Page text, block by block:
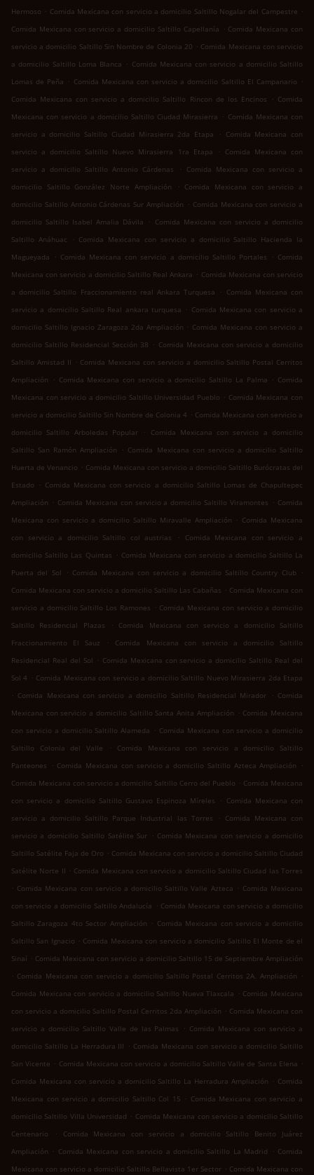
Hermoso . Comida Mexicana con servicio a domicilio Saltillo Nogalar del Campestre .
Comida Mexicana con servicio a domicilio Saltillo Capellanía . Comida Mexicana con
servicio a domicilio Saltillo Sin Nombre de Colonia 20 . Comida Mexicana con servicio
a domicilio Saltillo Loma Blanca . Comida Mexicana con servicio a domicilio Saltillo
Lomas de Peña . Comida Mexicana con servicio a domicilio Saltillo El Campanario .
Comida Mexicana con servicio a domicilio Saltillo Rincon de los Encinos
. Comida
Mexicana con servicio a domicilio Saltillo Ciudad Mirasierra . Comida Mexicana con
servicio a domicilio Saltillo Ciudad Mirasierra 2da Etapa
. Comida Mexicana con
servicio a domicilio Saltillo Nuevo Mirasierra 1ra Etapa
. Comida Mexicana con
servicio a domicilio Saltillo Antonio Cárdenas
. Comida Mexicana con servicio a
domicilio Saltillo González Norte Ampliación
. Comida Mexicana con servicio a
domicilio Saltillo Antonio Cárdenas Sur Ampliación . Comida Mexicana con servicio a
domicilio Saltillo Isabel Amalia Dávila
. Comida Mexicana con servicio a domicilio
Saltillo Anáhuac
. Comida Mexicana con servicio a domicilio Saltillo Hacienda la
Magueyada
. Comida Mexicana con servicio a domicilio Saltillo Portales . Comida
Mexicana con servicio a domicilio Saltillo Real Ankara . Comida Mexicana con servicio
a domicilio Saltillo Fraccionamiento real Ankara Turquesa
. Comida Mexicana con
servicio a domicilio Saltillo Real ankara turquesa . Comida Mexicana con servicio a
domicilio Saltillo Ignacio Zaragoza 2da Ampliación . Comida Mexicana con servicio a
domicilio Saltillo Residencial Sección 38 . Comida Mexicana con servicio a domicilio
Saltillo Amistad II . Comida Mexicana con servicio a domicilio Saltillo Postal Cerritos
Ampliación
. Comida Mexicana con servicio a domicilio Saltillo La Palma . Comida
Mexicana con servicio a domicilio Saltillo Universidad Pueblo . Comida Mexicana con
servicio a domicilio Saltillo Sin Nombre de Colonia 4 . Comida Mexicana con servicio a
domicilio Saltillo Arboledas Popular
.
Comida Mexicana con servicio a domicilio
Saltillo San Ramón Ampliación
. Comida Mexicana con servicio a domicilio Saltillo
Huerta de Venancio . Comida Mexicana con servicio a domicilio Saltillo Burócratas del
Estado
. Comida Mexicana con servicio a domicilio Saltillo Lomas de Chapultepec
Ampliación . Comida Mexicana con servicio a domicilio Saltillo Viramontes . Comida
Mexicana con servicio a domicilio Saltillo Miravalle Ampliación . Comida Mexicana
con servicio a domicilio Saltillo col austrias
.
Comida Mexicana con servicio a
domicilio Saltillo Las Quintas . Comida Mexicana con servicio a domicilio Saltillo La
Puerta del Sol
. Comida Mexicana con servicio a domicilio Saltillo Country Club
.
Comida Mexicana con servicio a domicilio Saltillo Las Cabañas . Comida Mexicana con
servicio a domicilio Saltillo Los Ramones . Comida Mexicana con servicio a domicilio
Saltillo Residencial Plazas
.
Comida Mexicana con servicio a domicilio Saltillo
Fraccionamiento El Sauz
.
Comida Mexicana con servicio a domicilio Saltillo
Residencial Real del Sol . Comida Mexicana con servicio a domicilio Saltillo Real del
Sol 4 . Comida Mexicana con servicio a domicilio Saltillo Nuevo Mirasierra 2da Etapa
. Comida Mexicana con servicio a domicilio Saltillo Residencial Mirador . Comida
Mexicana con servicio a domicilio Saltillo Santa Anita Ampliación . Comida Mexicana
con servicio a domicilio Saltillo Alameda . Comida Mexicana con servicio a domicilio
Saltillo Colonia del Valle
.
Comida Mexicana con servicio a domicilio Saltillo
Panteones
. Comida Mexicana con servicio a domicilio Saltillo Azteca Ampliación
.
Comida Mexicana con servicio a domicilio Saltillo Cerro del Pueblo . Comida Mexicana
con servicio a domicilio Saltillo Gustavo Espinoza Míreles
. Comida Mexicana con
servicio a domicilio Saltillo Parque Industrial las Torres
. Comida Mexicana con
servicio a domicilio Saltillo Satélite Sur . Comida Mexicana con servicio a domicilio
Saltillo Satélite Faja de Oro . Comida Mexicana con servicio a domicilio Saltillo Ciudad
Satélite Norte II . Comida Mexicana con servicio a domicilio Saltillo Ciudad las Torres
. Comida Mexicana con servicio a domicilio Saltillo Valle Azteca . Comida Mexicana
con servicio a domicilio Saltillo Andalucía . Comida Mexicana con servicio a domicilio
Saltillo Zaragoza 4to Sector Ampliación . Comida Mexicana con servicio a domicilio
Saltillo San Ignacio . Comida Mexicana con servicio a domicilio Saltillo El Monte de el
Sinaí . Comida Mexicana con servicio a domicilio Saltillo 15 de Septiembre Ampliación
. Comida Mexicana con servicio a domicilio Saltillo Postal Cerritos 2A. Ampliación .
Comida Mexicana con servicio a domicilio Saltillo Nueva Tlaxcala . Comida Mexicana
con servicio a domicilio Saltillo Postal Cerritos 2da Ampliación . Comida Mexicana con
servicio a domicilio Saltillo Valle de las Palmas
. Comida Mexicana con servicio a
domicilio Saltillo La Herradura III . Comida Mexicana con servicio a domicilio Saltillo
San Vicente . Comida Mexicana con servicio a domicilio Saltillo Valle de Santa Elena .
Comida Mexicana con servicio a domicilio Saltillo La Herradura Ampliación . Comida
Mexicana con servicio a domicilio Saltillo Col 15 . Comida Mexicana con servicio a
domicilio Saltillo Villa Universidad . Comida Mexicana con servicio a domicilio Saltillo
Centenario
.
Comida Mexicana con servicio a domicilio Saltillo Benito Juárez
Ampliación . Comida Mexicana con servicio a domicilio Saltillo La Madrid . Comida
Mexicana con servicio a domicilio Saltillo Bellavista 1er Sector . Comida Mexicana con